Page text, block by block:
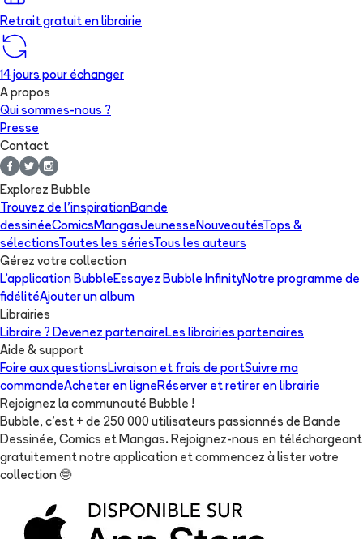
Retrait gratuit en librairie
14 jours pour échanger
A propos
Qui sommes-nous ?
Presse
Contact
Explorez Bubble
Trouvez de l'inspirationBande
dessinéeComicsMangasJeunesseNouveautésTops &
sélectionsToutes les sériesTous les auteurs
Gérez votre collection
L'application BubbleEssayez Bubble InfinityNotre programme de
fidélitéAjouter un album
Librairies
Libraire ? Devenez partenaireLes librairies partenaires
Aide & support
Foire aux questionsLivraison et frais de portSuivre ma
commandeAcheter en ligneRéserver et retirer en librairie
Rejoignez la communauté Bubble !
Bubble, c'est + de 250 000 utilisateurs passionnés de Bande
Dessinée, Comics et Mangas. Rejoignez-nous en téléchargeant
gratuitement notre application et commencez à lister votre
collection 🤓